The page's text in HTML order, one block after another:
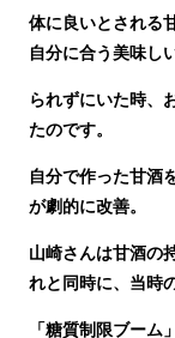
体に良いとされる
自分に合う美味し
られずにいた時、
たのです。
自分で作った甘酒
が劇的に改善。
山崎さんは甘酒の
れと同時に、当時
「糖質制限ブー